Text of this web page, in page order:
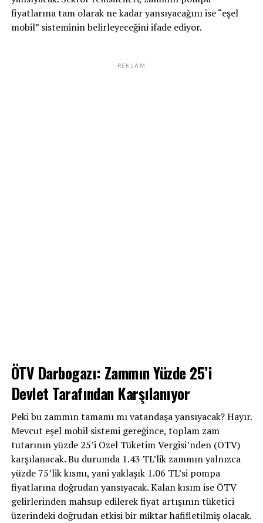
fiyatlarına tam olarak ne kadar yansıyacağını ise “eşel
mobil” sisteminin belirleyeceğini ifade ediyor.
REKLAM
ÖTV Darbogazı: Zammın Yüzde 25’i
Devlet Tarafından Karşılanıyor
Peki bu zammın tamamı mı vatandaşa yansıyacak? Hayır.
Mevcut eşel mobil sistemi gereğince, toplam zam
tutarının yüzde 25’i Özel Tüketim Vergisi’nden (ÖTV)
karşılanacak. Bu durumda 1.43 TL’lik zammın yalnızca
yüzde 75’lik kısmı, yani yaklaşık 1.06 TL’si pompa
fiyatlarına doğrudan yansıyacak. Kalan kısım ise ÖTV
gelirlerinden mahsup edilerek fiyat artışının tüketici
üzerindeki doğrudan etkisi bir miktar hafifletilmiş olacak.